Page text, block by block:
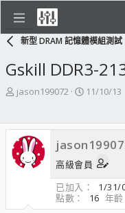
新型 DRAM 記憶體模組測試
Gskill DDR3-
主
起
人
jason199072
開
期
11/10/13
高級會員
已加入
1/31/
點數
16 年齡